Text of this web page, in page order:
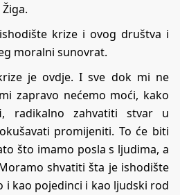
krize i ovog društva i
moralni sunovrat.
je ovdje. I sve dok mi ne
zapravo nećemo moći, kako
radikalno zahvatiti stvar u
promijeniti. To će biti
što imamo posla s ljudima, a
shvatiti šta je ishodište
i kao pojedinci i kao ljudski rod